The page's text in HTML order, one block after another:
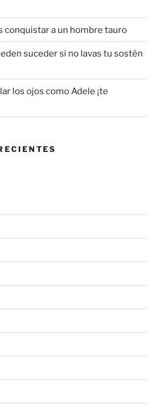
conquistar a un hombre tauro
suceder si no lavas tu sostén
los ojos como Adele ¡te